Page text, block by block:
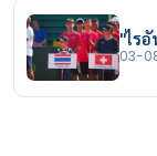
"ไร
03-